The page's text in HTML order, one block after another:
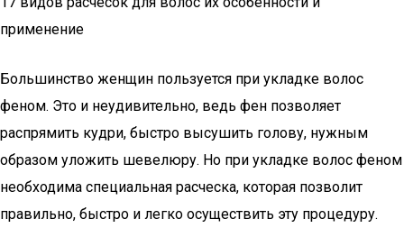
применение
Большинство женщин пользуется при укладке волос
феном. Это и неудивительно, ведь фен позволяет
распрямить кудри, быстро высушить голову, нужным
образом уложить шевелюру. Но при укладке волос феном
необходима специальная расческа, которая позволит
правильно, быстро и легко осуществить эту процедуру.